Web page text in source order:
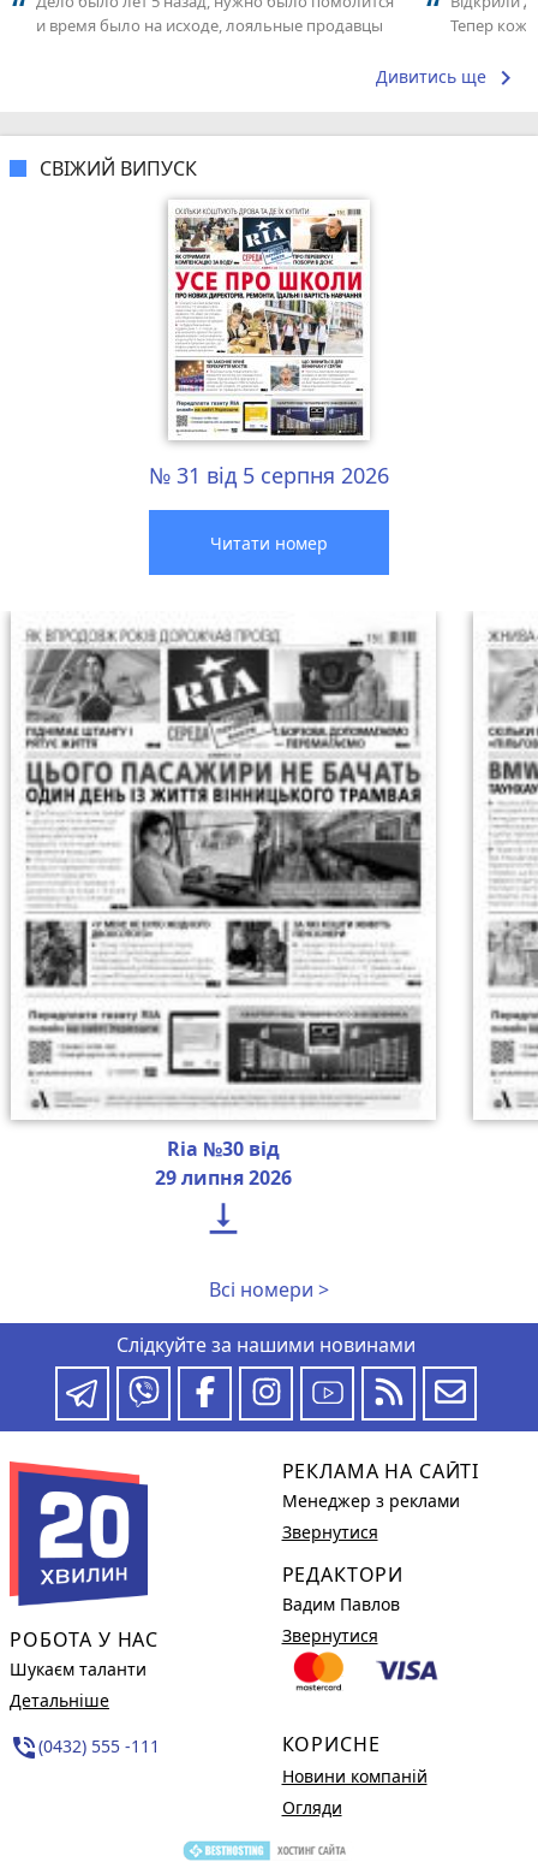
и время было на исходе, лояльные продавцы
Тепер
Дивитись ще keyboard_arrow_right
СВІЖИЙ ВИПУСК
№ 31 від 5 серпня 2026
Читати номер
Ria №30 від
29 липня 2026

Всі номери >
Слідкуйте за нашими новинами
РОБОТА У НАС
Шукаєм таланти
Детальніше
phone_in_talk(0432) 555 -111
РЕКЛАМА НА САЙТІ
Менеджер з реклами
Звернутися
РЕДАКТОРИ
Вадим Павлов
Звернутися
КОРИСНЕ
Новини компаній
Огляди